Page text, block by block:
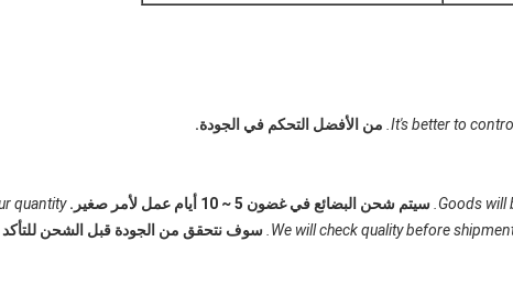
It's better to من الأفضل التحكم في الجودة.
Goods will سيتم شحن البضائع في غضون 5 ~ 10 أيام عمل لأمر صغير. quantity.
We will check quality before سوف نتحقق من الجودة قبل الشحن